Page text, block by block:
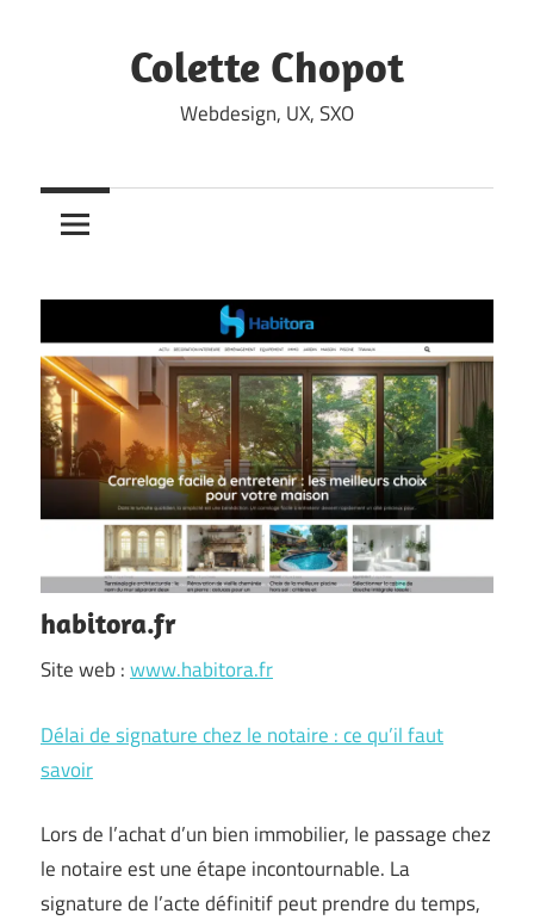
Colette Chopot
Webdesign, UX, SXO
habitora.fr
Site web :www.habitora.fr
Délai de signature chez le notaire : ce qu’il faut
savoir
Lors de l’achat d’un bien immobilier, le passage chez
le notaire est une étape incontournable. La
signature de l’acte définitif peut prendre du temps,